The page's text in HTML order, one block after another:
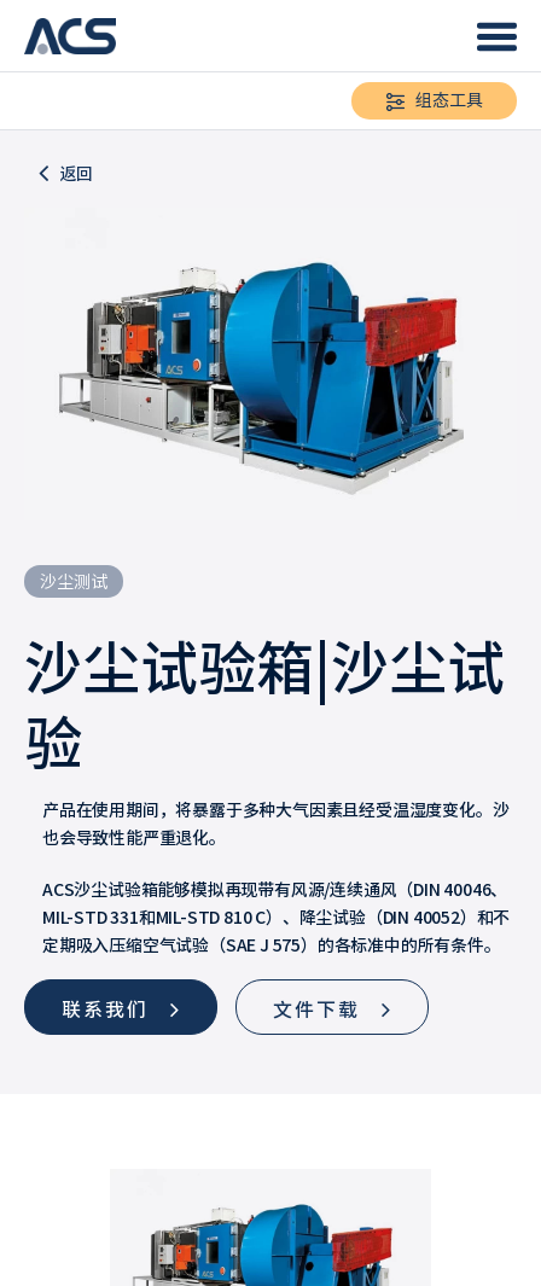
组态工具
返回
沙尘测试
沙尘试验箱|沙尘试
验
产品在使用期间，将暴露于多种大气因素且经受温湿度变化。沙
也会导致性能严重退化。
ACS沙尘试验箱能够模拟再现带有风源/连续通风（DIN 40046、
MIL-STD 331和MIL-STD 810 C）、降尘试验（DIN 40052）和不
定期吸入压缩空气试验（SAE J 575）的各标准中的所有条件。
联系我们 文件下载